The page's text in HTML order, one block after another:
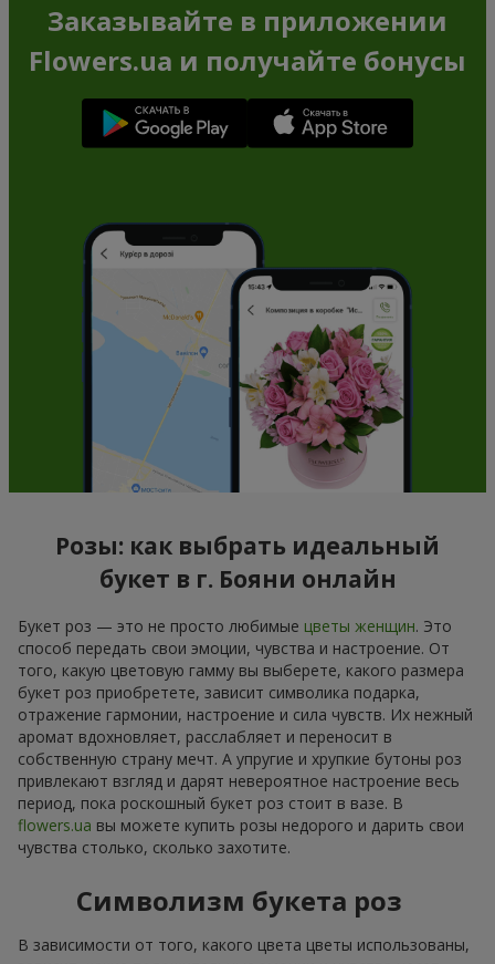
Заказывайте в приложении
Flowers.ua и получайте бонусы
Розы: как выбрать идеальный
букет в г. Бояни онлайн
Букет роз — это не просто любимые цветы женщин. Это
способ передать свои эмоции, чувства и настроение. От
того, какую цветовую гамму вы выберете, какого размера
букет роз приобретете, зависит символика подарка,
отражение гармонии, настроение и сила чувств. Их нежный
аромат вдохновляет, расслабляет и переносит в
собственную страну мечт. А упругие и хрупкие бутоны роз
привлекают взгляд и дарят невероятное настроение весь
период, пока роскошный букет роз стоит в вазе. В
flowers.ua вы можете купить розы недорого и дарить свои
чувства столько, сколько захотите.
Символизм букета роз
В зависимости от того, какого цвета цветы использованы,